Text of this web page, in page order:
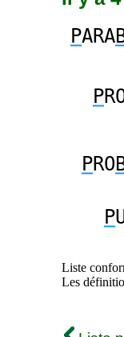
PARA
P
PRO
P
Liste
Les